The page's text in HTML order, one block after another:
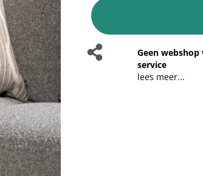
Geen webshop
service
lees meer...